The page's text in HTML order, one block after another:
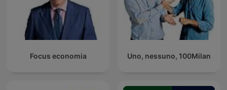
Focus economia Uno, nessuno, 100Milan